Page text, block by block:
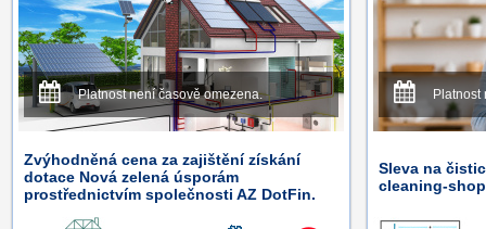
Platnost není časově omezena.
Zvýhodněná cena za zajištění získání
dotace Nová zelená úsporám
prostřednictvím společnosti AZ DotFin.
Platnost
Sleva na
cleaning-